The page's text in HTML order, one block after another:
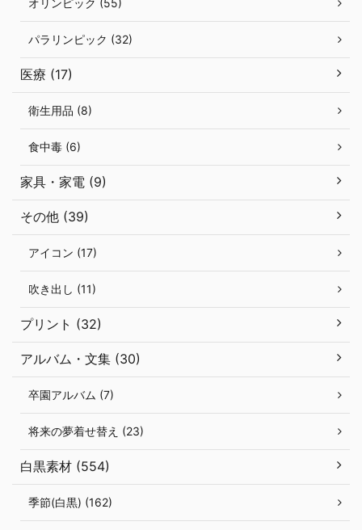
オリンピック (55)
パラリンピック (32)
医療 (17)
衛生用品 (8)
食中毒 (6)
家具・家電 (9)
その他 (39)
アイコン (17)
吹き出し (11)
プリント (32)
アルバム・文集 (30)
卒園アルバム (7)
将来の夢着せ替え (23)
白黒素材 (554)
季節(白黒) (162)